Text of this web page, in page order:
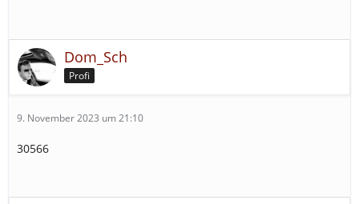
Dom_Sch
Profi
9. November 2023 um 21:10
30566